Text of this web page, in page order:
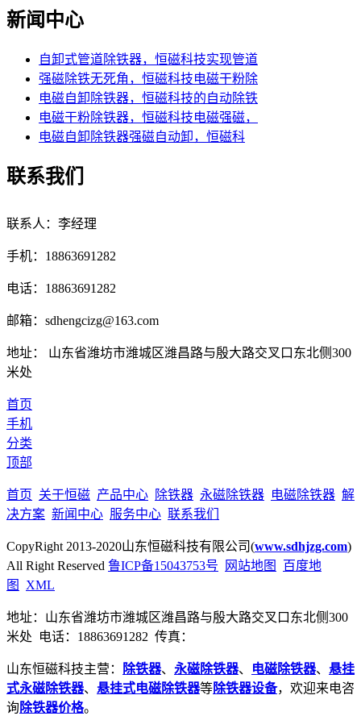
新闻中心
自卸式管道除铁器，恒磁科技实现管道
强磁除铁无死角，恒磁科技电磁干粉除
电磁自卸除铁器，恒磁科技的自动除铁
电磁干粉除铁器，恒磁科技电磁强磁，
电磁自卸除铁器强磁自动卸，恒磁科
联系我们
联系人：李经理
手机：18863691282
电话：18863691282
邮箱：sdhengcizg@163.com
地址： 山东省潍坊市潍城区潍昌路与殷大路交叉口东北侧300
米处
首页
手机
分类
顶部
首页 关于恒磁 产品中心 除铁器 永磁除铁器 电磁除铁器 解
决方案 新闻中心 服务中心 联系我们
CopyRight 2013-2020山东恒磁科技有限公司(www.sdhjzg.com)
All Right Reserved 鲁ICP备15043753号 网站地图
百度地
图
XML
地址：山东省潍坊市潍城区潍昌路与殷大路交叉口东北侧300
米处 电话：18863691282 传真：
山东恒磁科技主营： 除铁器、 永磁除铁器、 电磁除铁器、 悬挂
式永磁除铁器、 悬挂式电磁除铁器等除铁器设备，欢迎来电咨
询 除铁器价格。